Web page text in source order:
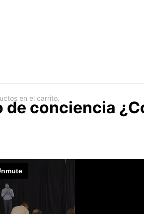
en el carrito.
de conciencia